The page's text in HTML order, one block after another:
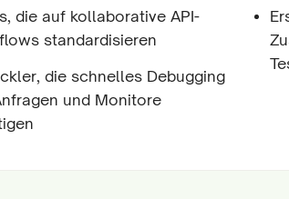
die auf kollaborative API-
standardisieren
die schnelles Debugging
und Monitore